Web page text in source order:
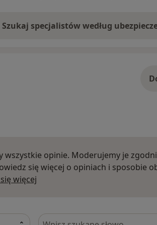
Szukaj specjalistów według
wszystkie opinie. Moderujemy je
się więcej o opiniach i sposobie
więcej
Szukaj w opiniach